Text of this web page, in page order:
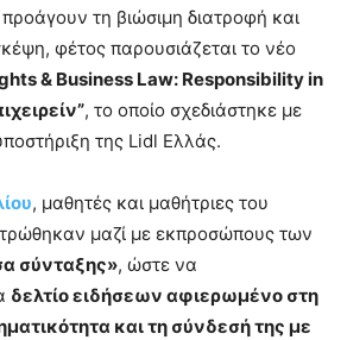
τη βιώσιμη διατροφή και
φέτος παρουσιάζεται το νέο
& Business Law: Responsibility in
, το οποίο σχεδιάστηκε με
της Lidl Ελλάς.
, μαθητές και μαθήτριες του
μαζί με εκπροσώπους των
σύνταξης», ώστε να
δελτίο ειδήσεων αφιερωμένο στη
και τη σύνδεσή της με